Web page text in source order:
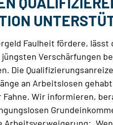
Faulheit fördere,
Verschärfungen
Die
an Arbeitslosen
Fahne. Wir informieren,